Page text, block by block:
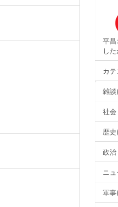
平
し
カ
雑
社
歴
政
ニ
軍